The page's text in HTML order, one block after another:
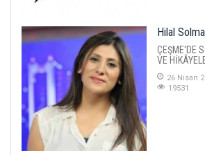
Hilal
ÇEŞME'DE
VE
26 Nisan
19531